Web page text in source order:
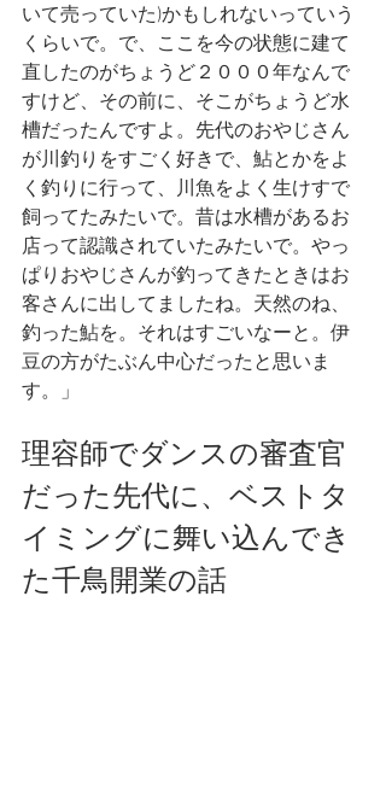
いて売っていた)かもしれないっていう
くらいで。で、ここを今の状態に建て
直したのがちょうど２０００年なんで
すけど、その前に、そこがちょうど水
槽だったんですよ。先代のおやじさん
が川釣りをすごく好きで、鮎とかをよ
く釣りに行って、川魚をよく生けすで
飼ってたみたいで。昔は水槽があるお
店って認識されていたみたいで。やっ
ぱりおやじさんが釣ってきたときはお
客さんに出してましたね。天然のね、
釣った鮎を。それはすごいなーと。伊
豆の方がたぶん中心だったと思いま
す。」
理容師でダンスの審査官
だった先代に、ベストタ
イミングに舞い込んでき
た千鳥開業の話